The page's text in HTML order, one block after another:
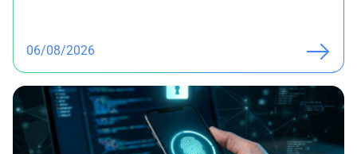
06/08/2026